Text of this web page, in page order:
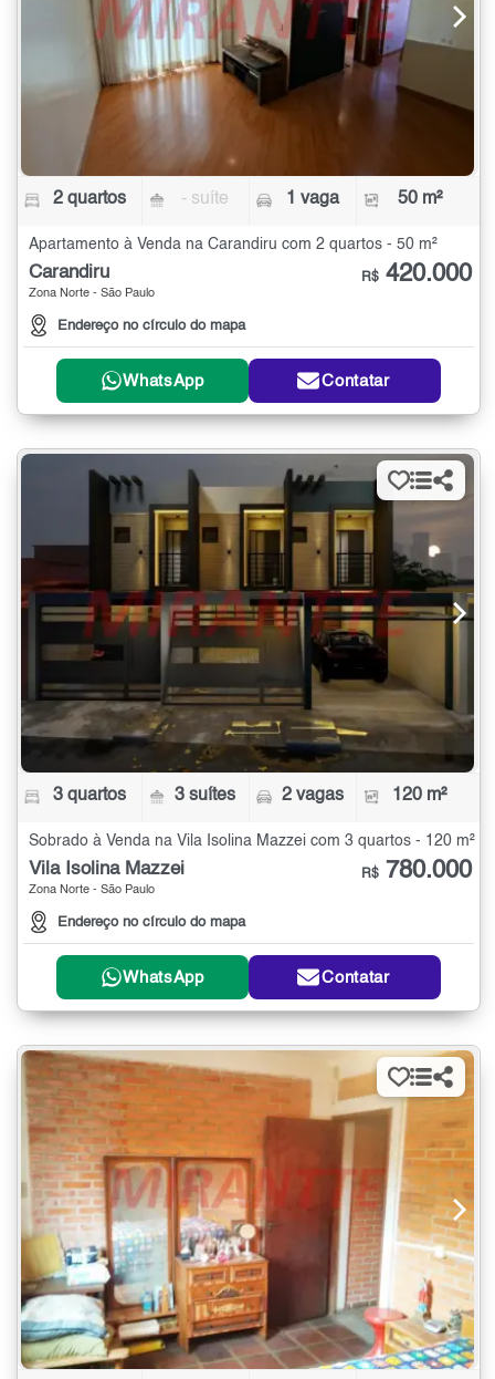
2 quartos - suíte 1 vaga 50 m²
Apartamento à Venda na Carandiru com 2 quartos - 50 m²
Carandiru
Zona Norte - São Paulo
Endereço no círculo do mapa
R$ 420.000
WhatsApp Contatar
3 quartos 3 suítes 2 vagas 120 m²
Sobrado à Venda na Vila Isolina Mazzei com 3 quartos - 120 m²
Vila Isolina Mazzei
Zona Norte - São Paulo
Endereço no círculo do mapa
R$ 780.000
WhatsApp Contatar